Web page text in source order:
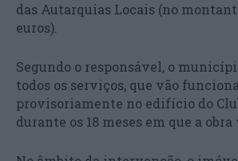
das Autarquias Locais (no
euros).
Segundo o responsável, o
todos os serviços, que vão
provisoriamente no edifício do
durante os 18 meses em que a